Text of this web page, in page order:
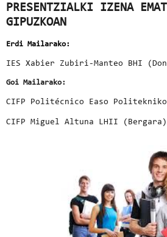
PRESENTZIALKI IZENA
GIPUZKOAN
Erdi Mailarako:
IES Xabier Zubiri-Manteo BHI
Goi Mailarako:
CIFP Politécnico Easo
CIFP Miguel Altuna LHII (Bergara)